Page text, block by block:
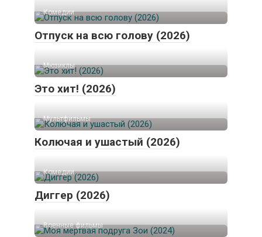
Комедии
Отпуск на всю голову (2026)
Мюзиклы
Это хит! (2026)
Мультфильмы
Колючая и ушастый (2026)
Комедии
Диггер (2026)
Военные фильмы